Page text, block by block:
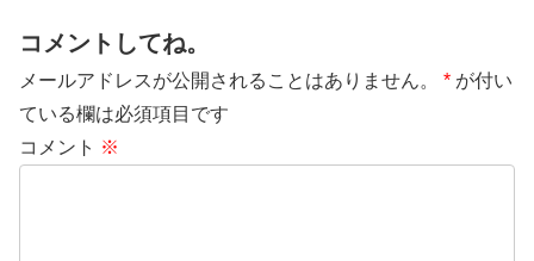
コメントしてね。
メールアドレスが公開されることはありません。 * が付い
ている欄は必須項目です
コメント ※